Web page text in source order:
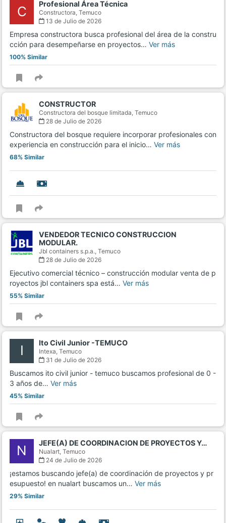
C Profesional Área Técnica
Constructora, Temuco
13 de Julio de 2026
Empresa constructora busca profesional del área de la constru
cción para desempeñarse en proyectos… Ver más
100% Similar
CONSTRUCTOR
Constructora del bosque limitada, Temuco
28 de Julio de 2026
Constructora del bosque requiere incorporar profesionales con
experiencia en construcción para el inicio… Ver más
68% Similar
VENDEDOR TECNICO CONSTRUCCION
MODULAR.
Jbl containers s.p.a., Temuco
28 de Julio de 2026
Ejecutivo comercial técnico – construcción modular venta de p
royectos jbl containers spa está… Ver más
55% Similar
I Ito Civil Junior -TEMUCO
Intexa, Temuco
31 de Julio de 2026
Buscamos ito civil junior - temuco buscamos profesional de 0 -
3 años de… Ver más
45% Similar
N JEFE(A) DE COORDINACION DE PROYECTOS Y…
Nualart, Temuco
24 de Julio de 2026
¡estamos buscando jefe(a) de coordinación de proyectos y pr
esupuesto! en nualart buscamos un… Ver más
29% Similar